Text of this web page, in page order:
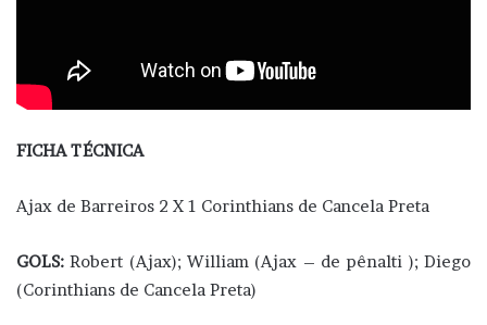
FICHA TÉCNICA
Ajax de Barreiros 2 X 1 Corinthians de Cancela Preta
GOLS:Robert (Ajax); William (Ajax – de pênalti ); Diego
(Corinthians de Cancela Preta)